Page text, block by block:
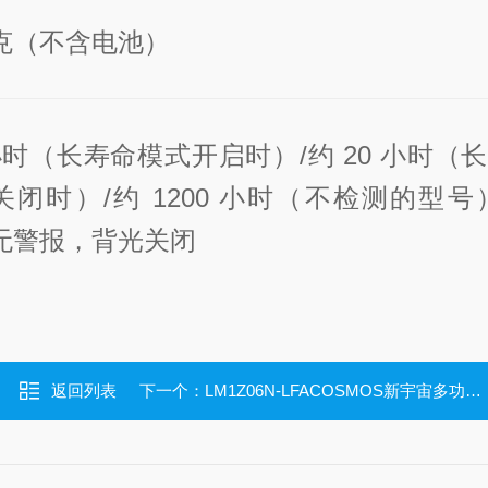
（不含电池）
（长寿命模式开启时）/约 20 小时（
闭时）/约 1200 小时（不检测的型号
警报，背光关闭
返回列表 下一个： LM1Z06N-LFACOSMOS新宇宙多功能激光型甲烷探测器